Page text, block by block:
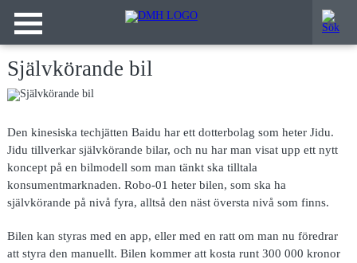
Självkörande bil
Den kinesiska techjätten Baidu har ett dotterbolag som heter Jidu.
Jidu tillverkar självkörande bilar, och nu har man visat upp ett nytt
koncept på en bilmodell som man tänkt ska tilltala
konsumentmarknaden. Robo-01 heter bilen, som ska ha
självkörande på nivå fyra, alltså den näst översta nivå som finns.
Bilen kan styras med en app, eller med en ratt om man nu föredrar
att styra den manuellt. Bilen kommer att kosta runt 300 000 kronor